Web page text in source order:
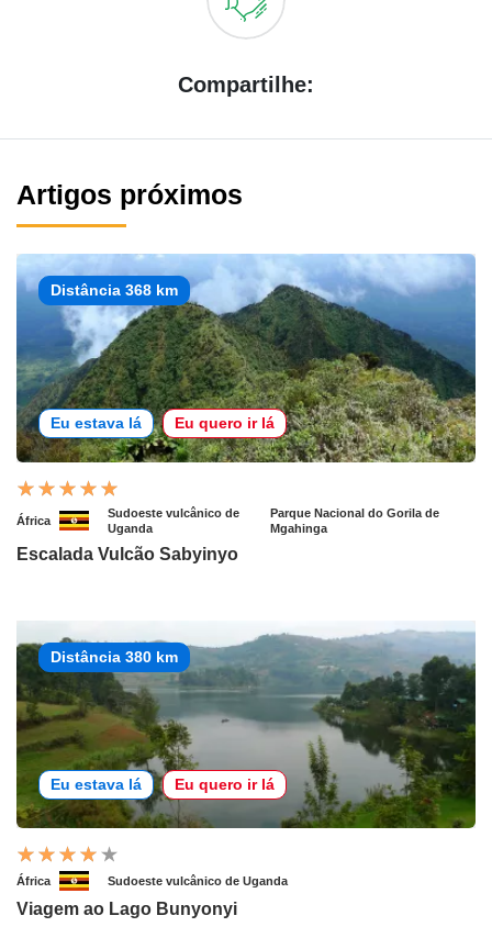
Compartilhe:
Artigos próximos
Distância 368 km
Eu estava lá Eu quero ir lá
África
Sudoeste vulcânico de
Uganda
Parque Nacional do Gorila de
Mgahinga
Escalada Vulcão Sabyinyo
Distância 380 km
Eu estava lá Eu quero ir lá
África Sudoeste vulcânico de Uganda
Viagem ao Lago Bunyonyi